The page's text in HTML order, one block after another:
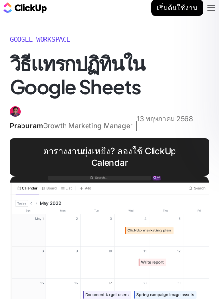
เริ่มต้นใช้งาน
GOOGLE WORKSPACE
วิธีแทรกปฏิทินใน
Google Sheets
PraburamGrowth Marketing Manager
13 พฤษภาคม 2568
ตารางงานยุ่งเหยิง? ลองใช้ ClickUp
Calendar